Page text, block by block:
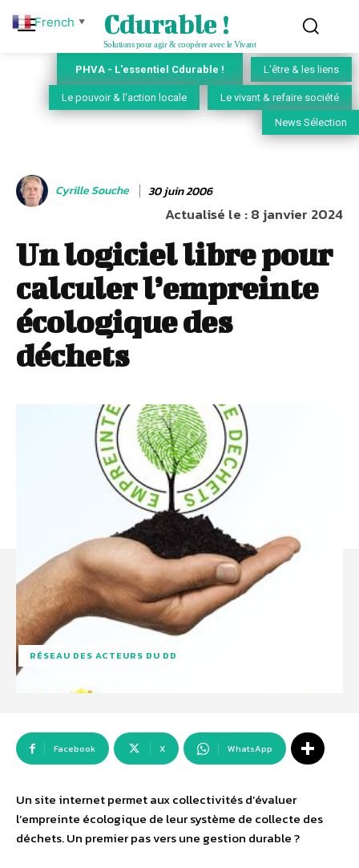
Cdurable !
Solutions pour agir & coopérer avec le Vivant
PHVA - L'essentiel Cdurable ! L'être & les liens
Le pouvoir & l'action locale Le vivant & refaire société
News Sélection
Cyrille Souche 30 juin 2006
Actualisé le :8 janvier 2024
Un logiciel libre pour
calculer l’empreinte
écologique des
déchets
RÉSEAU DES ACTEURS DU DD
Facebook X WhatsApp
Un site internet permet aux collectivités d’évaluer
l’empreinte écologique de leur système de collecte des
déchets. Un premier pas vers une gestion durable ?
French ▼